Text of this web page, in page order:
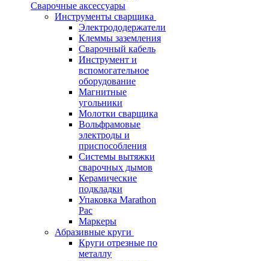
Сварочные аксессуары
Инструменты сварщика
Электрододержатели
Клеммы заземления
Сварочный кабель
Инструмент и
вспомогательное
оборудование
Магнитные
угольники
Молотки сварщика
Вольфрамовые
электроды и
приспособления
Системы вытяжки
сварочных дымов
Керамические
подкладки
Упаковка Marathon
Pac
Маркеры
Абразивные круги
Круги отрезные по
металлу